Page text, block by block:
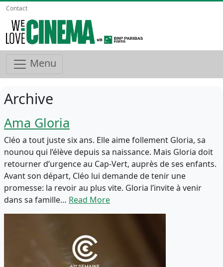
Contact
Menu
Archive
Ama Gloria
Cléo a tout juste six ans. Elle aime follement Gloria, sa
nounou qui l’élève depuis sa naissance. Mais Gloria doit
retourner d’urgence au Cap-Vert, auprès de ses enfants.
Avant son départ, Cléo lui demande de tenir une
promesse: la revoir au plus vite. Gloria l’invite à venir
dans sa famille… Read More